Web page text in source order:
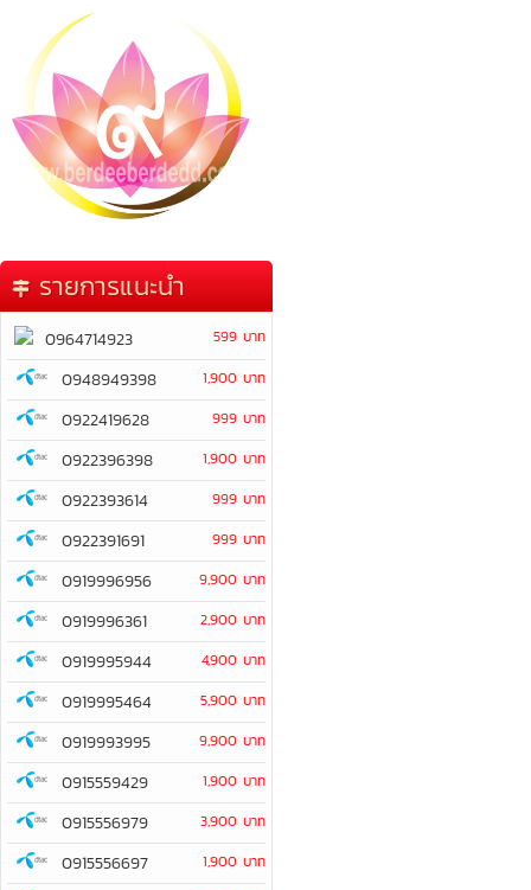
รายการแนะนำ
0964714923 599 บาท
0948949398 1,900 บาท
0922419628 999 บาท
0922396398 1,900 บาท
0922393614 999 บาท
0922391691 999 บาท
0919996956 9,900 บาท
0919996361 2,900 บาท
0919995944 4,900 บาท
0919995464 5,900 บาท
0919993995 9,900 บาท
0915559429 1,900 บาท
0915556979 3,900 บาท
0915556697 1,900 บาท